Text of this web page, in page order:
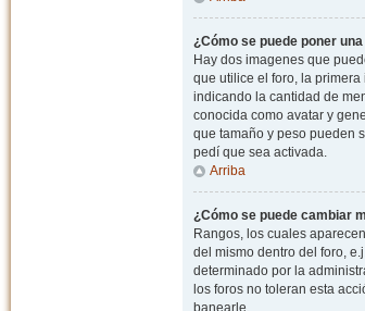
¿Cómo se puede poner
Hay dos imagenes que
que utilice el foro, la
indicando la cantidad de
conocida como avatar y
que tamaño y peso pueden
pedí que sea activada.
Arriba
¿Cómo se puede cambiar
Rangos, los cuales
del mismo dentro del foro,
determinado por la
los foros no toleran esta